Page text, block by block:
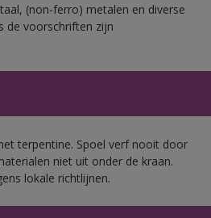
(non-ferro) metalen en diverse
de voorschriften zijn
terpentine. Spoel verf nooit door
niet uit onder de kraan.
lokale richtlijnen.